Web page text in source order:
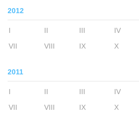
2012
I II III IV
VII
VIII IX X
2011
I II III IV
VII
VIII IX X